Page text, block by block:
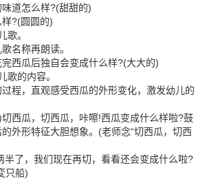
道怎么样?(甜甜的)
?(圆圆的)
。
称再朗读。
瓜后独自会变成什么样?(大大的)
的内容。
，直观感受西瓜的外形变化，激发幼儿的
瓜，切西瓜，咔嚓!西瓜变成什么样啦?鼓
外形特征大胆想象。(老师念“切西瓜，切西
了，我们现在再切，看看还会变成什么啦?
只船)